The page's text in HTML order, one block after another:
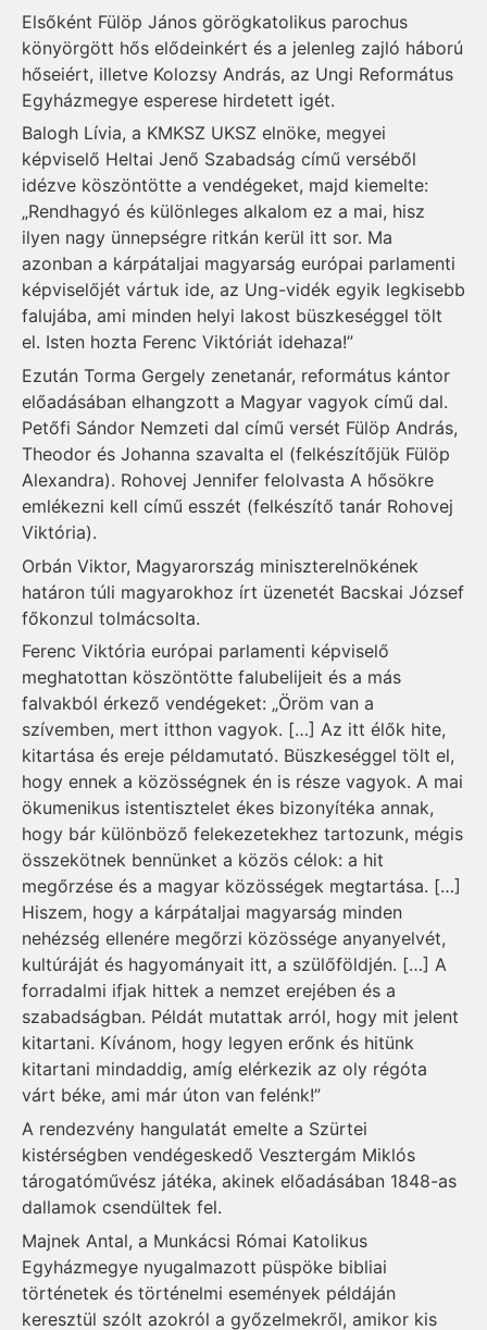
Elsőként Fülöp János görögkatolikus parochus
könyörgött hős elődeinkért és a jelenleg zajló háború
hőseiért, illetve Kolozsy András, az Ungi Református
Egyházmegye esperese hirdetett igét.
Balogh Lívia, a KMKSZ UKSZ elnöke, megyei
képviselő Heltai Jenő Szabadság című verséből
idézve köszöntötte a vendégeket, majd kiemelte:
„Rendhagyó és különleges alkalom ez a mai, hisz
ilyen nagy ünnepségre ritkán kerül itt sor. Ma
azonban a kárpátaljai magyarság európai parlamenti
képviselőjét vártuk ide, az Ung-vidék egyik legkisebb
falujába, ami minden helyi lakost büszkeséggel tölt
el. Isten hozta Ferenc Viktóriát idehaza!”
Ezután Torma Gergely zenetanár, református kántor
előadásában elhangzott a Magyar vagyok című dal.
Petőfi Sándor Nemzeti dal című versét Fülöp András,
Theodor és Johanna szavalta el (felkészítőjük Fülöp
Alexandra). Rohovej Jennifer felolvasta A hősökre
emlékezni kell című esszét (felkészítő tanár Rohovej
Viktória).
Orbán Viktor, Magyarország miniszterelnökének
határon túli magyarokhoz írt üzenetét Bacskai József
főkonzul tolmácsolta.
Ferenc Viktória európai parlamenti képviselő
meghatottan köszöntötte falubelijeit és a más
falvakból érkező vendégeket: „Öröm van a
szívemben, mert itthon vagyok. […] Az itt élők hite,
kitartása és ereje példamutató. Büszkeséggel tölt el,
hogy ennek a közösségnek én is része vagyok. A mai
ökumenikus istentisztelet ékes bizonyítéka annak,
hogy bár különböző felekezetekhez tartozunk, mégis
összekötnek bennünket a közös célok: a hit
megőrzése és a magyar közösségek megtartása. […]
Hiszem, hogy a kárpátaljai magyarság minden
nehézség ellenére megőrzi közössége anyanyelvét,
kultúráját és hagyományait itt, a szülőföldjén. […] A
forradalmi ifjak hittek a nemzet erejében és a
szabadságban. Példát mutattak arról, hogy mit jelent
kitartani. Kívánom, hogy legyen erőnk és hitünk
kitartani mindaddig, amíg elérkezik az oly régóta
várt béke, ami már úton van felénk!”
A rendezvény hangulatát emelte a Szürtei
kistérségben vendégeskedő Vesztergám Miklós
tárogatóművész játéka, akinek előadásában 1848-as
dallamok csendültek fel.
Majnek Antal, a Munkácsi Római Katolikus
Egyházmegye nyugalmazott püspöke bibliai
történetek és történelmi események példáján
keresztül szólt azokról a győzelmekről, amikor kis